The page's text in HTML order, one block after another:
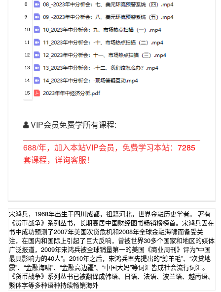
VIP会员免费学所有课程:
688/年，加入本站VIP会员，免费学习本站： 7285
套课程，详询客服！
宋鸿兵，1968年出生于四川成都，祖籍河北，世界金融历史学者。 著有
《货币战争》系列丛书，长期高居中国财经图书畅销榜榜首。宋鸿兵因在
书中成功预测了2007年美国次贷危机和2008年全球金融海啸而备受关
注，在国内和国际上引起了巨大反响，曾被世界30多个国家和地区的媒体
广泛报道，2009年宋鸿兵被全球销量第一的美国《商业周刊》评为“中国
最具影响力的40人”。2010年之后，宋鸿兵率先提出的“剪羊毛”、“次贷地
震”、“金融海啸”、“金融高边疆”、“中国大妈”等词汇皆成社会流行词汇。
《货币战争》系列丛书已被翻译成韩语、日语、法语、波兰语、越南语、
繁体字等多种语种持续畅销海外